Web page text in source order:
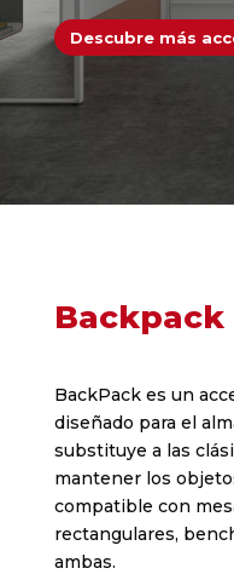
Descubre más
Backpack
BackPack es un
diseñado para el
substituye a las
mantener los
compatible con
rectangulares,
ambas.